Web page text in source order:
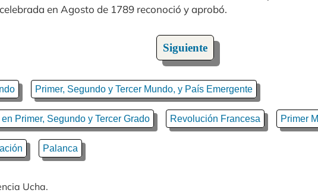
en Agosto de 1789 reconoció y aprobó.
Siguiente
Primer, Segundo y Tercer Mundo, y País Emergente
Primer, Segundo y Tercer Grado Revolución Francesa Primer
Palanca
Ucha.